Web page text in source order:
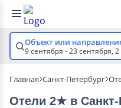
Объект или
9 сентября - 23 сентября, 2
Главная Санкт-Петербург
Отели 2★ в Санкт-